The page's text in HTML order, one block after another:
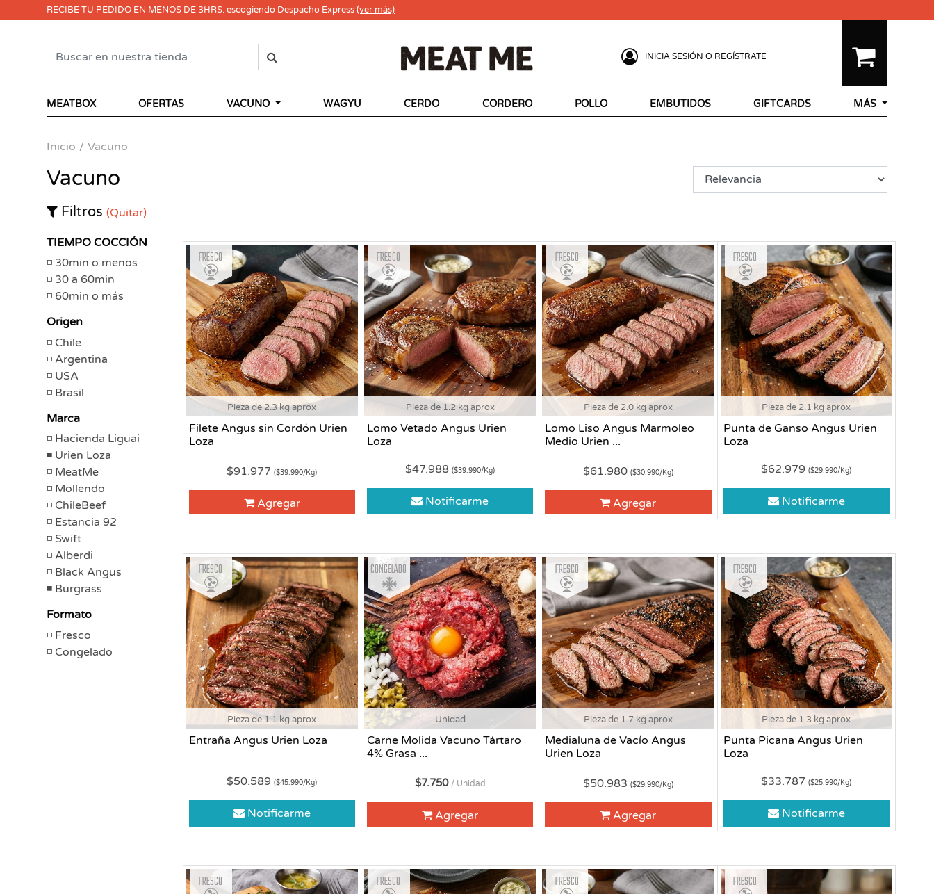
RECIBE TU PEDIDO EN MENOS DE 3HRS. escogiendo Despacho Express(ver más)
INICIA SESIÓN O REGÍSTRATE
MEATBOX OFERTAS VACUNO WAGYU CERDO CORDERO POLLO EMBUTIDOS GIFTCARDS MÁS
Inicio Vacuno
Vacuno
Filtros (Quitar)
TIEMPO COCCIÓN
30min o menos
30 a 60min
60min o más
Origen
Chile
Argentina
USA
Brasil
Marca
Hacienda Liguai
Urien Loza
MeatMe
Mollendo
ChileBeef
Estancia 92
Swift
Alberdi
Black Angus
Burgrass
Formato
Fresco
Congelado
Pieza de 2.3 kg aprox
Filete Angus sin Cordón Urien
Loza
Fresco
$91.977($39.990/Kg)
Agregar
Pieza de 1.2 kg aprox
Lomo Vetado Angus Urien
Loza
Fresco
$47.988($39.990/Kg)
Notificarme
Pieza de 2.0 kg aprox
Lomo Liso Angus Marmoleo
Medio Urien ...
Fresco
$61.980 ($30.990/Kg)
Agregar
Pieza de 2.1 kg aprox
Punta de Ganso Angus Urien
Loza
Fresco
$62.979($29.990/Kg)
Notificarme
Pieza de 1.1 kg aprox
Entraña Angus Urien Loza
Fresco
$50.589($45.990/Kg)
Notificarme
Unidad
Carne Molida Vacuno Tártaro
4% Grasa ...
Congelado
$7.750 / Unidad
Agregar
Pieza de 1.7 kg aprox
Medialuna de Vacío Angus
Urien Loza
Fresco
$50.983 ($29.990/Kg)
Agregar
Pieza de 1.3 kg aprox
Punta Picana Angus Urien
Loza
Fresco
$33.787($25.990/Kg)
Notificarme
Fresco Fresco Fresco Fresco